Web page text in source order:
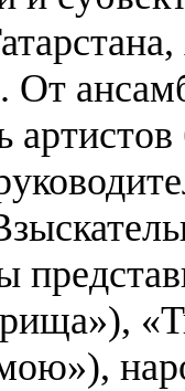
От